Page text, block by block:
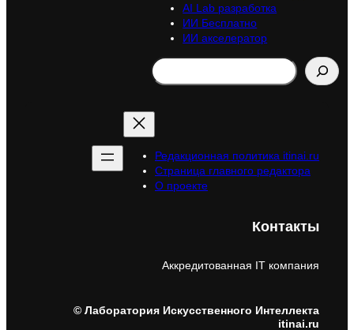
AI Lab разработка
ИИ Бесплатно
ИИ акселератор
Search
Редакционная политика itinai.ru
Страница главного редактора
О проекте
Контакты
Аккредитованная IT компания
© Лаборатория Искусственного Интеллекта
itinai.ru